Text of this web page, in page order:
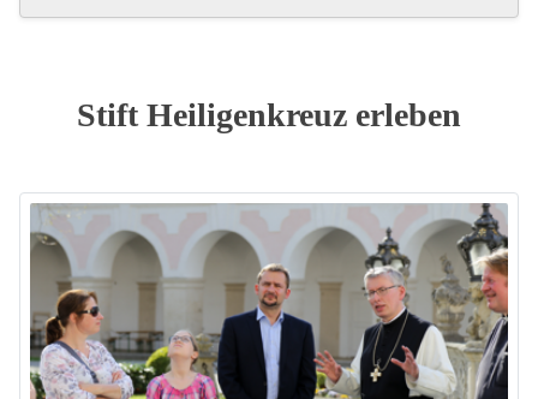
Stift Heiligenkreuz erleben